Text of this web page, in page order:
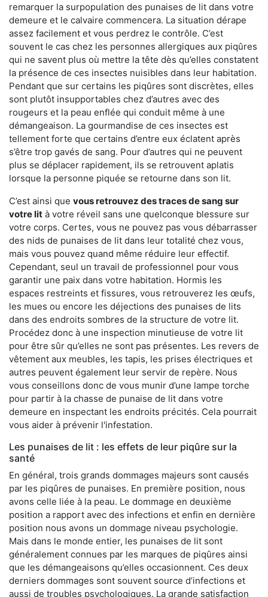
remarquer la surpopulation des punaises de lit dans votre
demeure et le calvaire commencera. La situation dérape
assez facilement et vous perdrez le contrôle. C’est
souvent le cas chez les personnes allergiques aux piqûres
qui ne savent plus où mettre la tête dès qu’elles constatent
la présence de ces insectes nuisibles dans leur habitation.
Pendant que sur certains les piqûres sont discrètes, elles
sont plutôt insupportables chez d’autres avec des
rougeurs et la peau enflée qui conduit même à une
démangeaison. La gourmandise de ces insectes est
tellement forte que certains d’entre eux éclatent après
s’être trop gavés de sang. Pour d’autres qui ne peuvent
plus se déplacer rapidement, ils se retrouvent aplatis
lorsque la personne piquée se retourne dans son lit.
C’est ainsi que vous retrouvez des traces de sang sur
votre lit à votre réveil sans une quelconque blessure sur
votre corps. Certes, vous ne pouvez pas vous débarrasser
des nids de punaises de lit dans leur totalité chez vous,
mais vous pouvez quand même réduire leur effectif.
Cependant, seul un travail de professionnel pour vous
garantir une paix dans votre habitation. Hormis les
espaces restreints et fissures, vous retrouverez les œufs,
les mues ou encore les déjections des punaises de lits
dans des endroits sombres de la structure de votre lit.
Procédez donc à une inspection minutieuse de votre lit
pour être sûr qu’elles ne sont pas présentes. Les revers de
vêtement aux meubles, les tapis, les prises électriques et
autres peuvent également leur servir de repère. Nous
vous conseillons donc de vous munir d’une lampe torche
pour partir à la chasse de punaise de lit dans votre
demeure en inspectant les endroits précités. Cela pourrait
vous aider à prévenir l'infestation.
Les punaises de lit : les effets de leur piqûre sur la
santé
En général, trois grands dommages majeurs sont causés
par les piqûres de punaises. En première position, nous
avons celle liée à la peau. Le dommage en deuxième
position a rapport avec des infections et enfin en dernière
position nous avons un dommage niveau psychologie.
Mais dans le monde entier, les punaises de lit sont
généralement connues par les marques de piqûres ainsi
que les démangeaisons qu’elles occasionnent. Ces deux
derniers dommages sont souvent source d’infections et
aussi de troubles psychologiques. La grande satisfaction